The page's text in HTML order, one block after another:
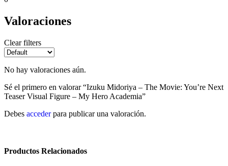
Valoraciones
Clear filters
No hay valoraciones aún.
Sé el primero en valorar “Izuku Midoriya – The Movie: You’re Next
Teaser Visual Figure – My Hero Academia”
Debes accederpara publicar una valoración.
Productos Relacionados